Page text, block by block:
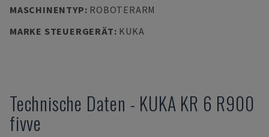
MASCHINENTYP: ROBOTERARM
MARKE STEUERGERÄT: KUKA
Technische Daten - KUKA KR 6 R900
fivve